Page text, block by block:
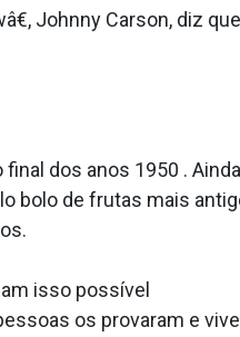
Johnny Carson, diz
dos anos 1950 .
bolo de frutas mais
isso possí­vel
os provaram e